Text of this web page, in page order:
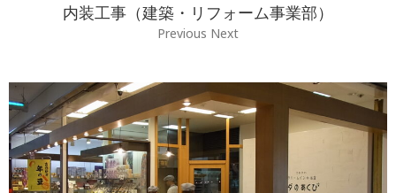
内装工事（建築・リフォーム事業部）
Previous Next